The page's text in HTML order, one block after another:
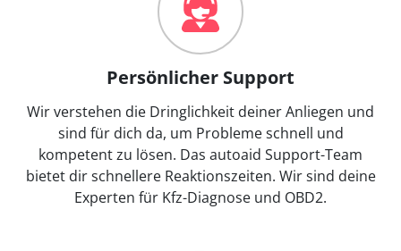
Persönlicher Support
Wir verstehen die Dringlichkeit deiner Anliegen und
sind für dich da, um Probleme schnell und
kompetent zu lösen. Das autoaid Support-Team
bietet dir schnellere Reaktionszeiten. Wir sind deine
Experten für Kfz-Diagnose und OBD2.